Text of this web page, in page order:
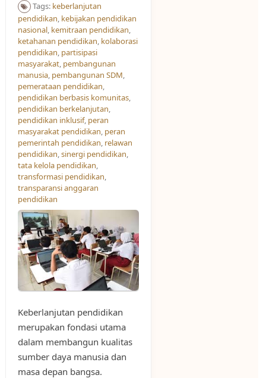
Tags: keberlanjutan
pendidikan, kebijakan pendidikan
nasional, kemitraan pendidikan,
ketahanan pendidikan, kolaborasi
pendidikan, partisipasi
masyarakat, pembangunan
manusia, pembangunan SDM,
pemerataan pendidikan,
pendidikan berbasis komunitas,
pendidikan berkelanjutan,
pendidikan inklusif, peran
masyarakat pendidikan, peran
pemerintah pendidikan, relawan
pendidikan,sinergi pendidikan,
tata kelola pendidikan,
transformasi pendidikan,
transparansi anggaran
pendidikan
Keberlanjutan pendidikan
merupakan fondasi utama
dalam membangun kualitas
sumber daya manusia dan
masa depan bangsa.